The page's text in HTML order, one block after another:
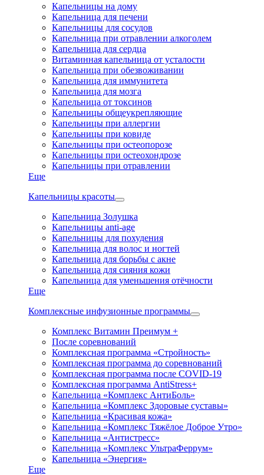
Капельницы на дому
Капельница для печени
Капельницы для сосудов
Капельница при отравлении алкоголем
Капельница для сердца
Витаминная капельница от усталости
Капельница при обезвоживании
Капельница для иммунитета
Капельница для мозга
Капельница от токсинов
Капельницы общеукрепляющие
Капельницы при аллергии
Капельницы при ковиде
Капельницы при остеопорозе
Капельницы при остеохондрозе
Капельницы при отравлении
Еще
Капельницы красоты
Капельница Золушка
Капельницы anti-age
Капельницы для похудения
Капельница для волос и ногтей
Капельница для борьбы с акне
Капельница для сияния кожи
Капельница для уменьшения отёчности
Еще
Комплексные инфузионные программы
Комплекс Витамин Преимум +
После соревнований
Комплексная программа «Стройность»
Комплексная программа до соревнований
Комплексная программа после COVID-19
Комплексная программа AntiStress+
Капельница «Комплекс АнтиБоль»
Капельница «Комплекс Здоровые суставы»
Капельница «Красивая кожа»
Капельница «Комплекс Тяжёлое Доброе Утро»
Капельница «Антистресс»
Капельница «Комплекс УльтраФеррум»
Капельница «Энергия»
Еще